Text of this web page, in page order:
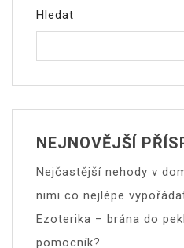
Hledat
NEJNOVĚJŠÍ
Nejčastější nehody v
nimi co nejlépe
Ezoterika – brána do
pomocník?